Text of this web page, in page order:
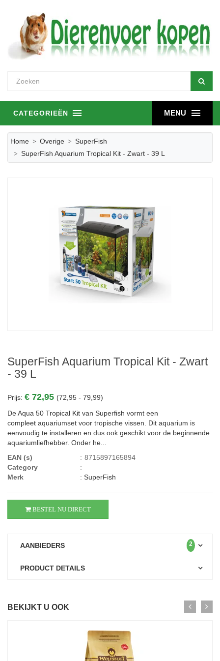
MENU
CATEGORIEËN
Home Overige
SuperFish
SuperFish Aquarium Tropical Kit - Zwart - 39 L
SuperFish Aquarium Tropical Kit - Zwart
- 39 L
Prijs: € 72,95 (72,95 - 79,99)
De Aqua 50 Tropical Kit van Superfish vormt een
compleet aquariumset voor tropische vissen. Dit aquarium is
eenvoudig te installeren en dus ook geschikt voor de beginnende
aquariumliefhebber. Onder he...
EAN (s)
: 8715897165894
Category
:
Merk
: SuperFish
BESTEL NU DIRECT
AANBIEDERS 2
PRODUCT DETAILS
BEKIJKT U OOK